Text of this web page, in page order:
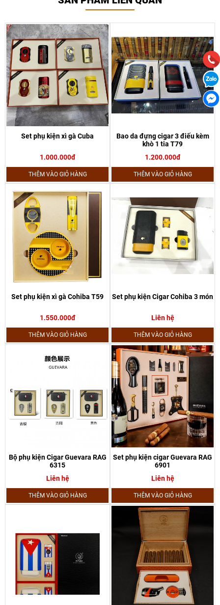
Set phụ kiện xì gà Cuba
1.000.000đ
THÊM VÀO GIỎ HÀNG
Bao da đựng cigar 3 điếu kèm
khò 1 tia T79
1.200.000đ
THÊM VÀO GIỎ HÀNG
Set phụ kiện xì gà Cohiba T59
1.550.000đ
THÊM VÀO GIỎ HÀNG
Set phụ kiện Cigar Cohiba 3 món
Liên hệ
THÊM VÀO GIỎ HÀNG
Bộ phụ kiện Cigar Guevara RAG
6315
Liên hệ
THÊM VÀO GIỎ HÀNG
Set phụ kiện cigar Guevara RAG
6901
Liên hệ
THÊM VÀO GIỎ HÀNG